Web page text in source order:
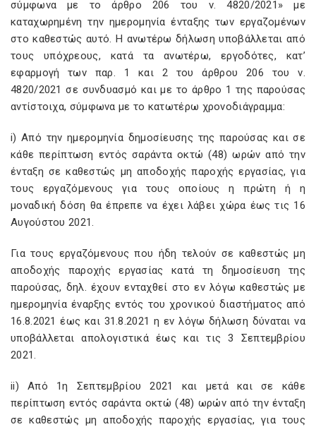
σύμφωνα με το άρθρο 206 του ν. 4820/2021» με
καταχωρημένη την ημερομηνία ένταξης των εργαζομένων
στο καθεστώς αυτό. Η ανωτέρω δήλωση υποβάλλεται από
τους υπόχρεους, κατά τα ανωτέρω, εργοδότες, κατ’
εφαρμογή των παρ. 1 και 2 του άρθρου 206 του ν.
4820/2021 σε συνδυασμό και με το άρθρο 1 της παρούσας
αντίστοιχα, σύμφωνα με το κατωτέρω χρονοδιάγραμμα:
i) Από την ημερομηνία δημοσίευσης της παρούσας και σε
κάθε περίπτωση εντός σαράντα οκτώ (48) ωρών από την
ένταξη σε καθεστώς μη αποδοχής παροχής εργασίας, για
τους εργαζόμενους για τους οποίους η πρώτη ή η
μοναδική δόση θα έπρεπε να έχει λάβει χώρα έως τις 16
Αυγούστου 2021.
Για τους εργαζόμενους που ήδη τελούν σε καθεστώς μη
αποδοχής παροχής εργασίας κατά τη δημοσίευση της
παρούσας, δηλ. έχουν ενταχθεί στο εν λόγω καθεστώς με
ημερομηνία έναρξης εντός του χρονικού διαστήματος από
16.8.2021 έως και 31.8.2021 η εν λόγω δήλωση δύναται να
υποβάλλεται απολογιστικά έως και τις 3 Σεπτεμβρίου
2021.
ii) Από 1η Σεπτεμβρίου 2021 και μετά και σε κάθε
περίπτωση εντός σαράντα οκτώ (48) ωρών από την ένταξη
σε καθεστώς μη αποδοχής παροχής εργασίας, για τους